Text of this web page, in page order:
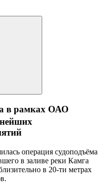
в рамках ОАО
операция судоподъёма
в заливе реки Камга
в 20-ти метрах